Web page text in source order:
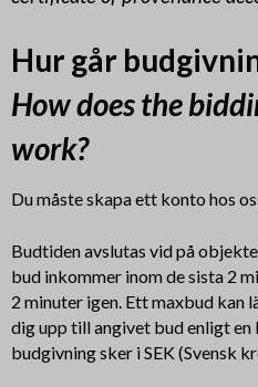
Hur går
How does the
work?
Du måste skapa ett konto hos
Budtiden avslutas vid på
bud inkommer inom de sista 2
2 minuter igen. Ett maxbud kan
dig upp till angivet bud enligt en
budgivning sker i SEK (Svensk